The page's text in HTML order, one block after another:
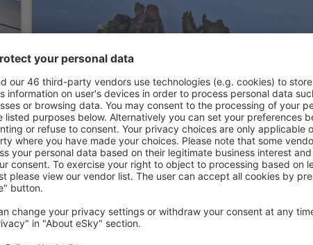
Апартамент ГЕТО - 2 Комфорт
Belogradchik, 14 August 2026, 2 Nächte
VIDIN